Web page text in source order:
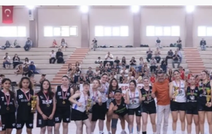
İletişim
Künye
Tüm Manşetler
Son Dakika Haberleri
Haber Arşivi